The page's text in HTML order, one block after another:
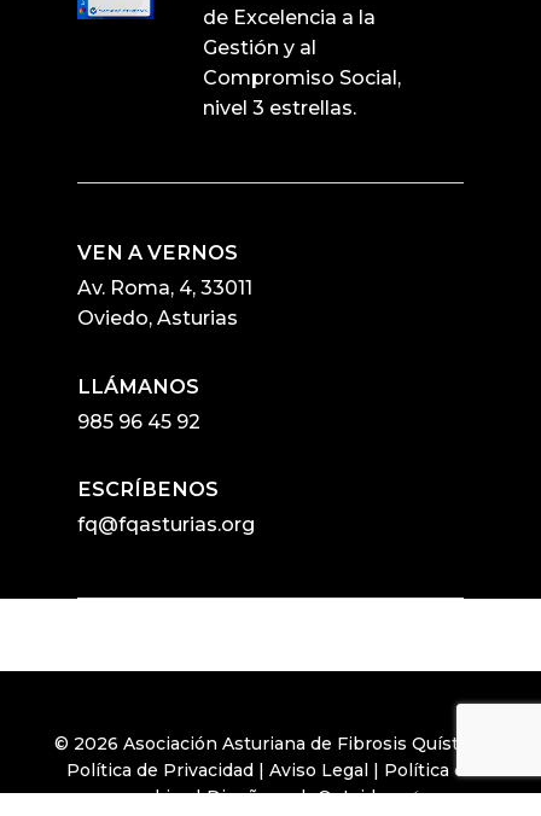
de Excelencia a la
Gestión y al
Compromiso Social,
nivel 3 estrellas.
VEN A VERNOS
Av. Roma, 4, 33011
Oviedo, Asturias
LLÁMANOS
985 96 45 92
ESCRÍBENOS
fq@fqasturias.org
© 2026 Asociación Asturiana de Fibrosis Quística.
Política de Privacidad| Aviso Legal| Política de
cookies|Diseño web Outsiders ⚡